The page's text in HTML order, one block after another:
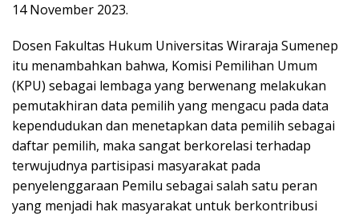
14 November 2023.
Dosen Fakultas Hukum Universitas Wiraraja Sumenep
itu menambahkan bahwa, Komisi Pemilihan Umum
(KPU) sebagai lembaga yang berwenang melakukan
pemutakhiran data pemilih yang mengacu pada data
kependudukan dan menetapkan data pemilih sebagai
daftar pemilih, maka sangat berkorelasi terhadap
terwujudnya partisipasi masyarakat pada
penyelenggaraan Pemilu sebagai salah satu peran
yang menjadi hak masyarakat untuk berkontribusi